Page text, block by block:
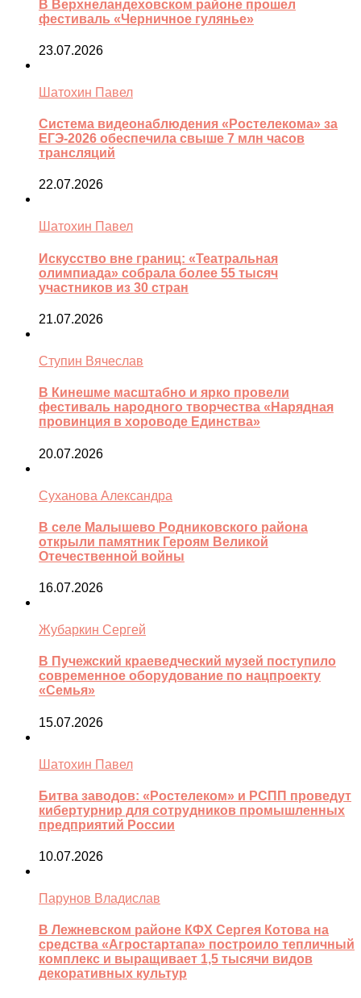
В Верхнеландеховском районе прошел
фестиваль «Черничное гулянье»
23.07.2026
Шатохин Павел
Система видеонаблюдения «Ростелекома» за
ЕГЭ-2026 обеспечила свыше 7 млн часов
трансляций
22.07.2026
Шатохин Павел
Искусство вне границ: «Театральная
олимпиада» собрала более 55 тысяч
участников из 30 стран
21.07.2026
Ступин Вячеслав
В Кинешме масштабно и ярко провели
фестиваль народного творчества «Нарядная
провинция в хороводе Единства»
20.07.2026
Суханова Александра
В селе Малышево Родниковского района
открыли памятник Героям Великой
Отечественной войны
16.07.2026
Жубаркин Сергей
В Пучежский краеведческий музей поступило
современное оборудование по нацпроекту
«Семья»
15.07.2026
Шатохин Павел
Битва заводов: «Ростелеком» и РСПП проведут
кибертурнир для сотрудников промышленных
предприятий России
10.07.2026
Парунов Владислав
В Лежневском районе КФХ Сергея Котова на
средства «Агростартапа» построило тепличный
комплекс и выращивает 1,5 тысячи видов
декоративных культур